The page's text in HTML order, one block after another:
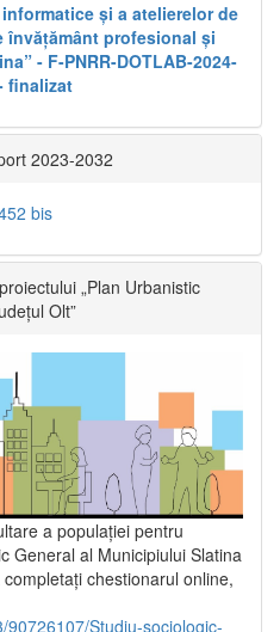
și a atelierelor de
profesional și
- F-PNRR-DOTLAB-2024-
finalizat
2023-2032
bis
„Plan Urbanistic
Olt”
a populaţiei pentru
General al Municipiului Slatina
chestionarul online,
90726107/Studiu-sociologic-